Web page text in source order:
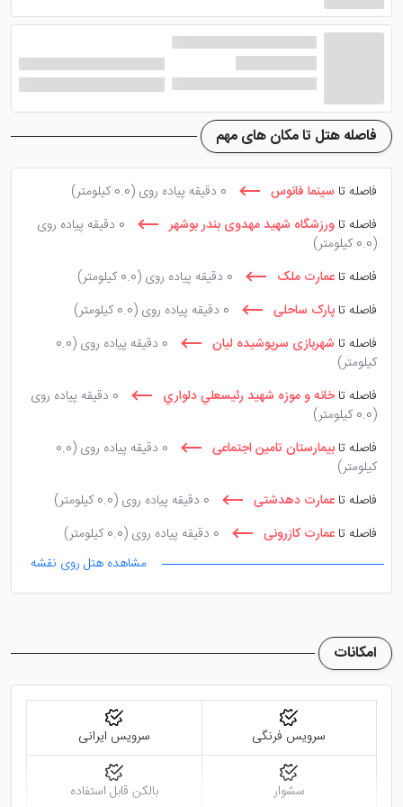
همچون سرویس بهداشتی، حمام، آشپزخانه، سیستم
سرمایش و گرمایش، تلویزیون و ... ایجاد شده است که
گردشگران می توانند اقامتی راحت را در این مکان ها سپری
نمایند. ضمن اینکه این اقامتگاه در فضای خود یک آلاچیق با
ظرفیت 7 نفر را ایجاد کرده و در اختیار مسافران قرار می
دهد.
امکانات هتل بیرمی بوشهر
هتل بیرمی در بوشهر دارای امکاناتی نظیر سفره خانه و
پارکینگ رو باز است که گردشگران می توانند با رزرو اقامت
خود، از این امکانات بهره مند شوند. همچنین شما برای صرف
غذا می توانید به آشپزخانه عمومی هتل مراجعه کنید و انواع
راهنمای تور گردشگری نیز در طول اقامت همراه شما بوده
فاصله هتل تا مکان های مهم
فاصله تا سینما فانوس 0 دقیقه پیاده روی
(0.0 کیلومتر)
فاصله تا ورزشگاه شهید مهدوی بندر بوشهر
0 دقیقه پیاده روی
(0.0 کیلومتر)
فاصله تا عمارت ملک 0 دقیقه پیاده روی
(0.0 کیلومتر)
فاصله تا پارک ساحلی 0 دقیقه پیاده روی
(0.0 کیلومتر)
فاصله تا شهربازی سرپوشیده لیان 0 دقیقه پیاده روی
(0.0
کیلومتر)
فاصله تاخانه و موزه شهيد رئيسعلي دلواري
0 دقیقه پیاده روی
(0.0 کیلومتر)
فاصله تا بیمارستان تامین اجتماعی 0 دقیقه پیاده روی
(0.0
کیلومتر)
فاصله تا عمارت دهدشتی 0 دقیقه پیاده روی
(0.0 کیلومتر)
فاصله تا عمارت کازرونی 0 دقیقه پیاده روی
(0.0 کیلومتر)
فاصله تاقدمگاه امام علی 0 دقیقه پیاده روی (0.0 کیلومتر)
مشاهده هتل روی نقشه
امکانات
سرویس فرنگی سرویس ایرانی
سشوار بالکن قابل استفاده